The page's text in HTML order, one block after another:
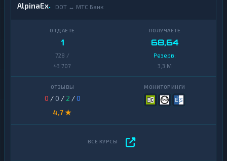
AlpinaEx DOT ↔ МТС Банк
1
728 /
43 707
68,64
Резерв:
3,3 M
0 / 0 / 2 /0
4,7 ★